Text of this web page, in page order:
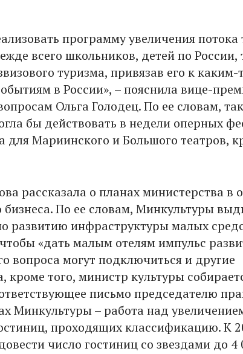
программу увеличения потока
всего школьников, детей по России,
туризма, привязав его к каким-
в России», – пояснила вице-
Ольга Голодец. По ее словам,
бы действовать в недели оперных
для Мариинского и Большого театров,
рассказала о планах министерства в
бизнеса. По ее словам, Минкультуры
развитию инфраструктуры малых
«дать малым отелям импульс
вопроса могут подключиться и другие
кроме того, министр культуры
письмо председателю
Минкультуры – работа над
проходящих классификацию. К
число гостиниц со звездами до 4